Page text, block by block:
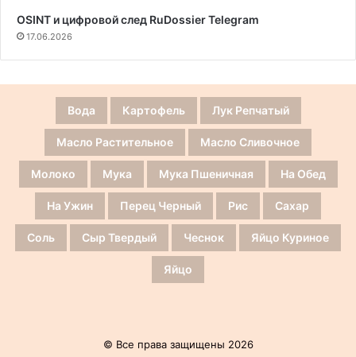
OSINT и цифровой след RuDossier Telegram
17.06.2026
Вода Картофель Лук Репчатый
Масло Растительное Масло Сливочное
Молоко Мука Мука Пшеничная На Обед
На Ужин Перец Черный Рис Сахар
Соль Сыр Твердый Чеснок Яйцо Куриное
Яйцо
© Все права защищены 2026